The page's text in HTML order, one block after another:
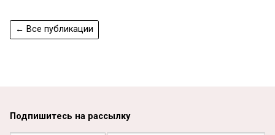
← Все публикации
Подпишитесь на рассылку